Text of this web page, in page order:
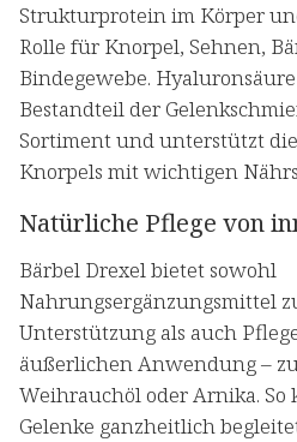
Strukturprotein im Körper
Rolle für Knorpel, Sehnen,
Bindegewebe.
Bestandteil der
Sortiment und unterstützt
Knorpels mit wichtigen
Natürliche Pflege von
Bärbel Drexel bietet sowohl
Nahrungsergänzungsmittel
Unterstützung als auch
äußerlichen Anwendung –
Weihrauchöl oder Arnika. So
Gelenke ganzheitlich